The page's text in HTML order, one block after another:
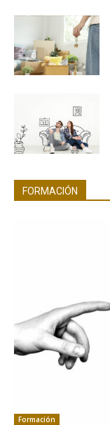
FORMACIÓN
Formación